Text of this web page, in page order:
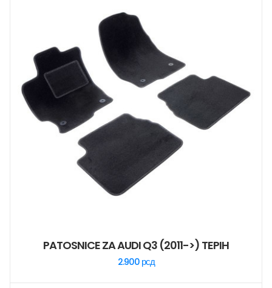
PATOSNICE ZA AUDI Q3 (2011->) TEPIH
2.900 рсд